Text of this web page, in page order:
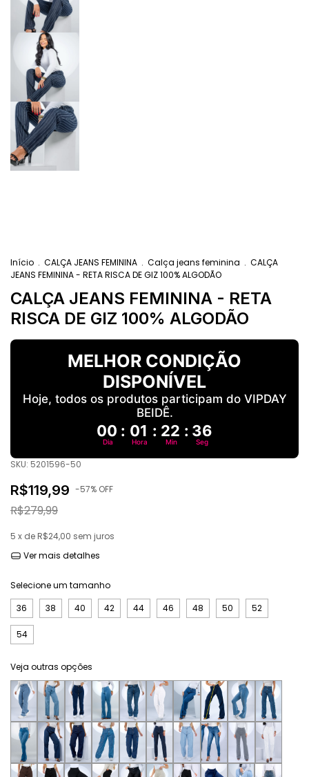
Início . CALÇA JEANS FEMININA . Calça jeans feminina . CALÇA
JEANS FEMININA - RETA RISCA DE GIZ 100% ALGODÃO
CALÇA JEANS FEMININA - RETA
RISCA DE GIZ 100% ALGODÃO
MELHOR CONDIÇÃO
DISPONÍVEL
Hoje, todos os produtos participam do VIPDAY
BEIDÊ.
00 : 01 : 22 : 36
Dia Hora Min Seg
SKU: 5201596-50
R$119,99 -57% OFF
R$279,99
5 x de R$24,00 sem juros
Ver mais detalhes
Selecione um tamanho
36
38 40 42 44 46 48 50 52
54
Veja outras opções